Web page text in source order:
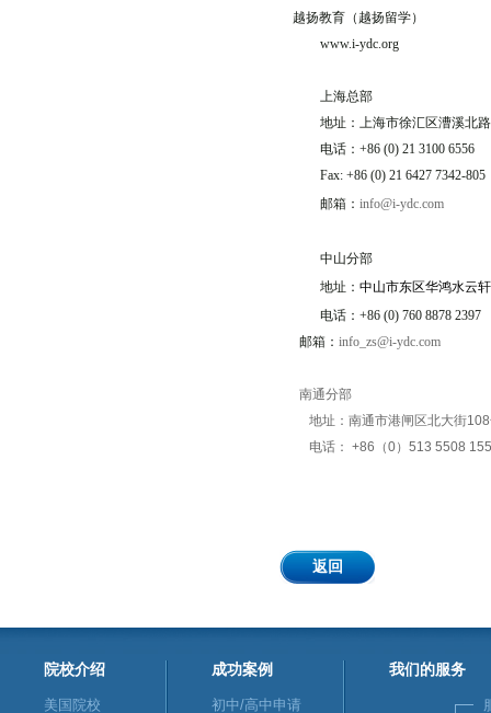
越扬教育（越扬留学）
www.i-ydc.org
上海总部
地址：上海市徐汇区漕溪北
电话：+86 (0) 21 3100 6556
Fax: +86 (0) 21 6427 7342-805
邮箱：info@i-ydc.com
中山分部
地址：中山市东区华鸿水云轩
电话：+86 (0) 760 8878 2397
邮箱： info_zs@i-ydc.com
南通分部
地址：南通市港闸区北大街108
电话： +86（0）513 5508
返回
院校介绍
美国院校
成功案例
初中/高中申请
我们的服务